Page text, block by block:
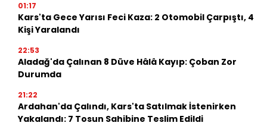
01:17
Kars'ta Gece Yarısı Feci Kaza: 2 Otomobil Çarpıştı, 4
Kişi Yaralandı
22:53
Aladağ'da Çalınan 8 Düve Hâlâ Kayıp: Çoban Zor
Durumda
21:22
Ardahan'da Çalındı, Kars'ta Satılmak İstenirken
Yakalandı: 7 Tosun Sahibine Teslim Edildi